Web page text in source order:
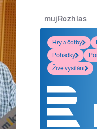
mujRozhlas
Hry a četby
Pohádky
Živé vysílání